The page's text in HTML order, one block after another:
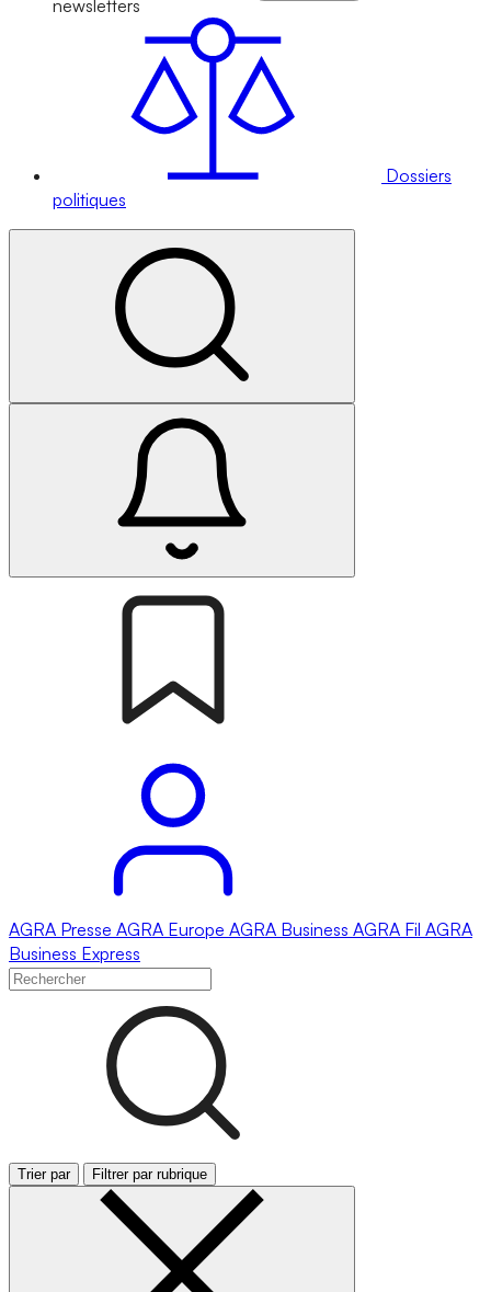
newsletters
Dossiers
politiques
AGRA Presse AGRA Europe AGRA Business AGRA Fil AGRA
Business Express
Trier par Filtrer par rubrique